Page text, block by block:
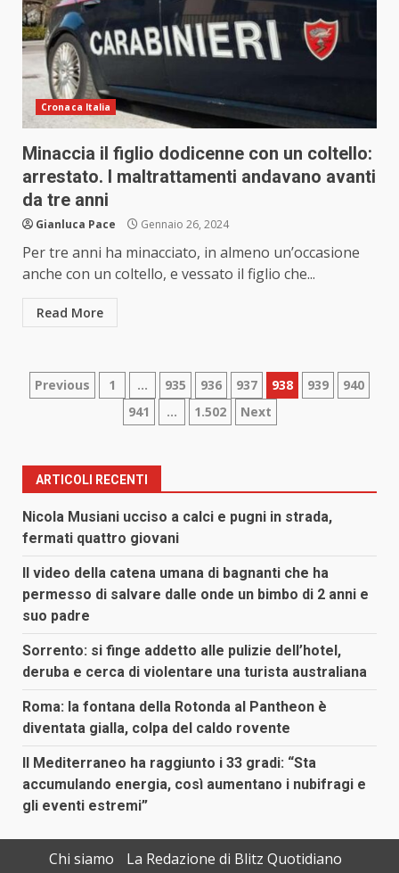
Cronaca Italia
Minaccia il figlio dodicenne con un coltello:
arrestato. I maltrattamenti andavano avanti
da tre anni
Gianluca Pace Gennaio 26, 2024
Per tre anni ha minacciato, in almeno un’occasione
anche con un coltello, e vessato il figlio che...
Read More
Paginazione
articoli
Previous 1 … 935 936 937 938 939
940
941
… 1.502 Next
ARTICOLI RECENTI
Nicola Musiani ucciso a calci e pugni in strada,
fermati quattro giovani
Il video della catena umana di bagnanti che ha
permesso di salvare dalle onde un bimbo di 2 anni e
suo padre
Sorrento: si finge addetto alle pulizie dell’hotel,
deruba e cerca di violentare una turista australiana
Roma: la fontana della Rotonda al Pantheon è
diventata gialla, colpa del caldo rovente
Il Mediterraneo ha raggiunto i 33 gradi: “Sta
accumulando energia, così aumentano i nubifragi e
gli eventi estremi”
Chi siamo
La Redazione di Blitz Quotidiano